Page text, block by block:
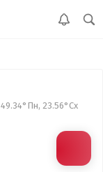
23.56°Сх